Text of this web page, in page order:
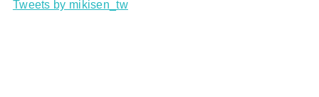
Tweets by mikisen_tw